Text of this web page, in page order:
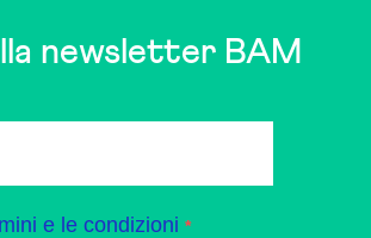
newsletter BAM
e le condizioni